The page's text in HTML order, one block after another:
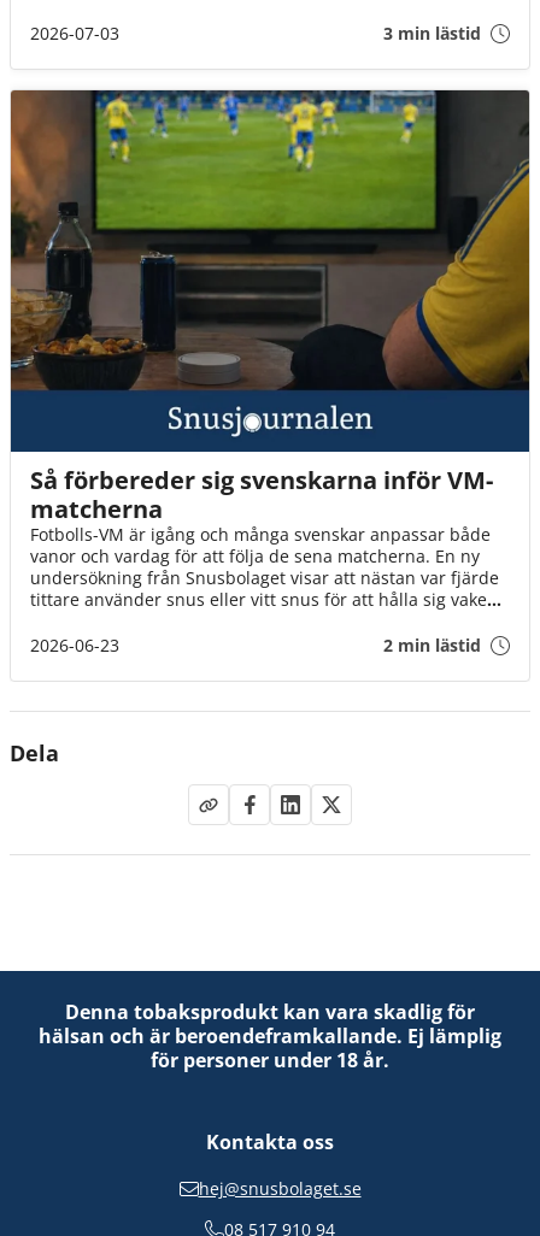
traditionellt snus. Men vad visar studien faktiskt – och vad
2026-07-03 3 min lästid
Så förbereder sig svenskarna inför VM-
matcherna
Fotbolls-VM är igång och många svenskar anpassar både
vanor och vardag för att följa de sena matcherna. En ny
undersökning från Snusbolaget visar att nästan var fjärde
tittare använder snus eller vitt snus för att hålla sig vaken,
populära uppladdningarna inför mästerskapet.
2026-06-23 2 min lästid
Dela
Denna tobaksprodukt kan vara skadlig för
hälsan och är beroendeframkallande. Ej lämplig
för personer under 18 år.
Kontakta oss
hej@snusbolaget.se
08 517 910 94